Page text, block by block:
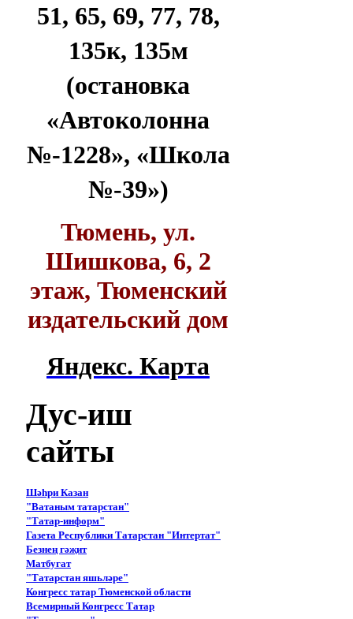
51, 65, 69, 77, 78,
135к, 135м
(остановка
«Автоколонна
№-1228», «Школа
№-39»)
Тюмень, ул.
Шишкова, 6, 2
этаж, Тюменский
издательский дом
Яндекс. Карта
Дус-иш
сайты
Шәһри Казан
"Ватаным татарстан"
"Татар-информ"
Газета Республики Татарстан "Интертат"
Безнең гәҗит
Матбугат
"Татарстан яшьләре"
Конгресс татар Тюменской области
Всемирный Конгресс Татар